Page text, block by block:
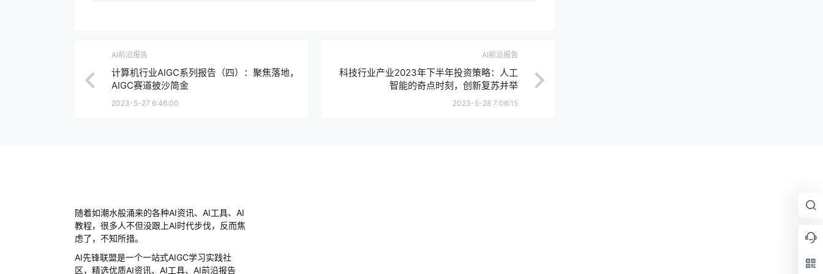
AI前沿报告
计算机行业AIGC系列报告（四）：聚焦落地，
AIGC赛道披沙简金
2023-5-27 6:46:00
AI前沿报告
科技行业产业2023年下半年投资策略：人工
智能的奇点时刻，创新复苏并举
2023-5-28 7:06:15
随着如潮水般涌来的各种AI资讯、AI工具、AI
教程，很多人不但没跟上AI时代步伐，反而焦
虑了，不知所措。
AI先锋联盟是一个一站式AIGC学习实践社
区，精选优质AI资讯、AI工具、AI前沿报告